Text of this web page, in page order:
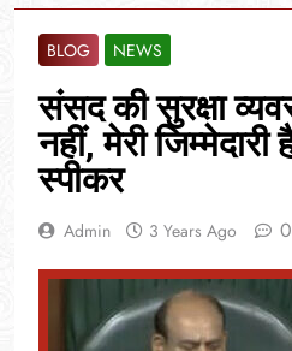
BLOG NEWS
संसद की सुरक्षा
नहीं, मेरी
स्पीकर
Admin 3 Years Ago 0